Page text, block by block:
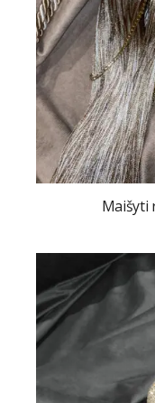
Maišyti